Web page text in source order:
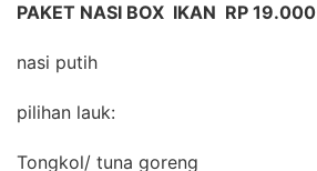
PAKET NASI BOX IKAN RP 19.000
nasi putih
pilihan lauk:
Tongkol/ tuna goreng